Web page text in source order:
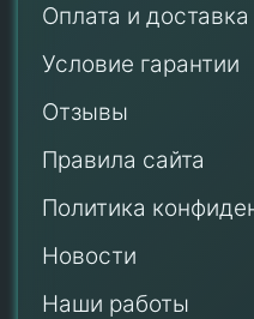
Оплата и доставка
Условие гарантии
Отзывы
Правила сайта
Политика
Новости
Наши работы